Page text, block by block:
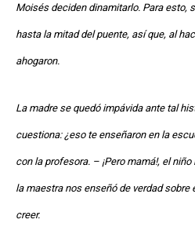
Moisés deciden dinamitarlo. Para esto,
hasta la mitad del puente, así que, al
ahogaron.
La madre se quedó impávida ante tal
cuestiona: ¿eso te enseñaron en la
con la profesora. – ¡Pero mamá!, el
la maestra nos enseñó de verdad sobre
creer.